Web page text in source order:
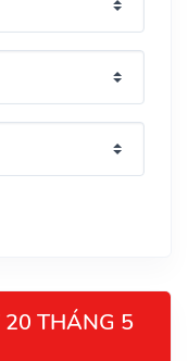
20 THÁNG 5